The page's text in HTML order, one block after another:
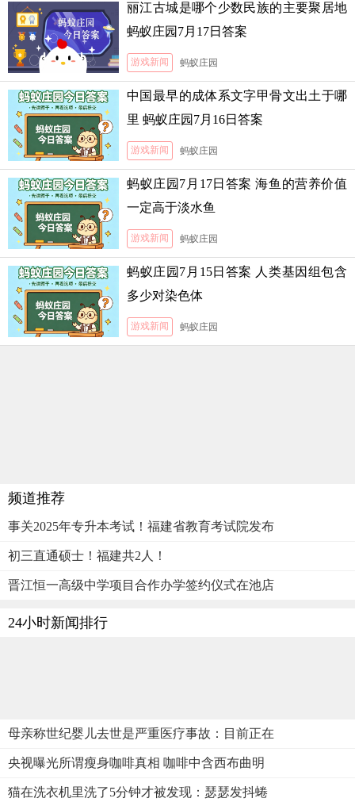
丽江古城是哪个少数民族的主要聚居地
蚂蚁庄园7月17日答案
游戏新闻 蚂蚁庄园
中国最早的成体系文字甲骨文出土于哪
里 蚂蚁庄园7月16日答案
游戏新闻 蚂蚁庄园
蚂蚁庄园7月17日答案 海鱼的营养价值
一定高于淡水鱼
游戏新闻 蚂蚁庄园
蚂蚁庄园7月15日答案 人类基因组包含
多少对染色体
游戏新闻 蚂蚁庄园
频道推荐
事关2025年专升本考试！福建省教育考试院发布
初三直通硕士！福建共2人！
晋江恒一高级中学项目合作办学签约仪式在池店
24小时新闻排行
母亲称世纪婴儿去世是严重医疗事故：目前正在
央视曝光所谓瘦身咖啡真相 咖啡中含西布曲明
猫在洗衣机里洗了5分钟才被发现：瑟瑟发抖蜷